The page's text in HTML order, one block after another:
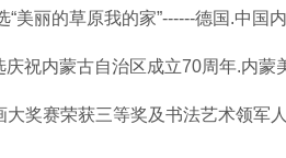
美丽的草原我的家”------德国.中国
祝内蒙古自治区成立70周年.内蒙
奖赛荣获三等奖及书法艺术领军人